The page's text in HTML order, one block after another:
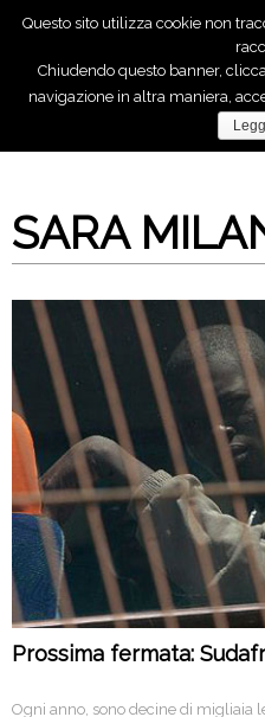
Anche tu, puoi
SARA
Prossima fermata:
Ogni anno, sono decine di migliaia
Questo sito utilizza cookie non
Chiudendo questo banner,
navigazione in altra maniera,